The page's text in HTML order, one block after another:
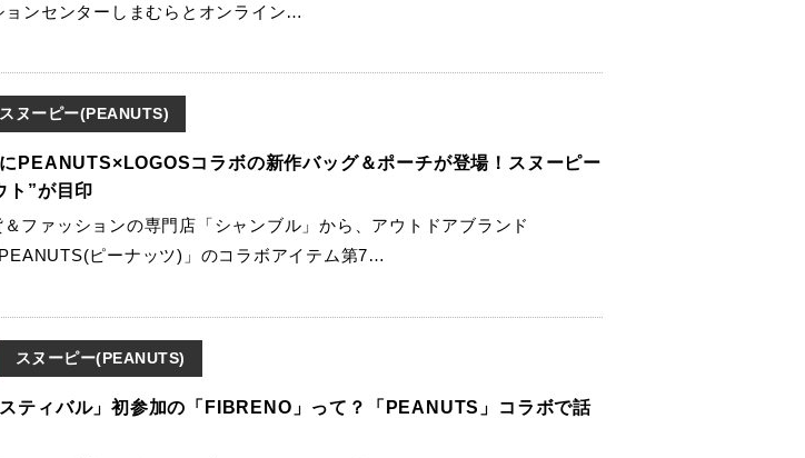
ョンセンターしまむらとオンライン…
スヌーピー(PEANUTS)
PEANUTS×LOGOSコラボの新作バッグ＆ポーチが登場！スヌーピー
ト”が目印
ファッションの専門店「シャンブル」から、アウトドアブランド
ピーナッツ)」のコラボアイテム第7…
スヌーピー(PEANUTS)
スティバル」初参加の「FIBRENO」って？「PEANUTS」コラボで話